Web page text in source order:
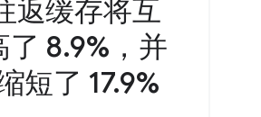
返缓存将互
了 8.9%，并
短了 17.9%